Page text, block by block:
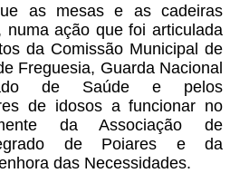
as mesas e as cadeiras
ação que foi articulada
da Comissão Municipal de
Freguesia, Guarda Nacional
de Saúde e pelos
de idosos a funcionar no
da Associação de
de Poiares e da
das Necessidades.